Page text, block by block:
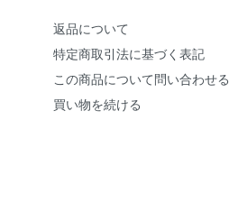
返品について
特定商取引法に基づく表記
この商品について問い合わせる
買い物を続ける